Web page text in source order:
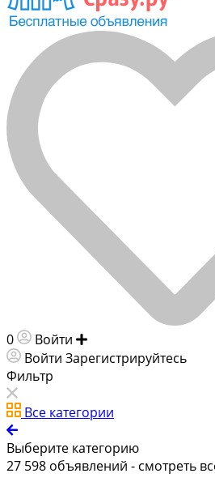
0 Войти
Войти Зарегистрируйтесь
Фильтр
Все категории
Выберите категорию
27 598 объявлений - смотреть